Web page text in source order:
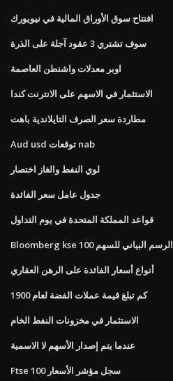
افتتاح سوق الأوراق المالية في نيويورك
سوف تشتري 3 عقود آجلة على الذرة
اوبر معدلات واشنطن العاصمة
الاستثمار في الاسهم على الانترنت كندا
مطاردة سعر الصرف التايلاندية باهت
Aud usd توقعات nab
لوي النفط والغاز اختصار
جدول عامل سعر الفائدة
قواعد المملكة المتحدة في يوم التداول
Bloomberg kse 100 الرسم البياني للسهم
أنواع أسعار الفائدة على الرهن العقاري
كم تبلغ قيمة عملات الفضة لعام 1900
الاستثمار في مخزونات النفط الخام
عندما يتم إصدار الأسهم لا الاسمية
Ftse 100 سجل مؤشر الأسعار